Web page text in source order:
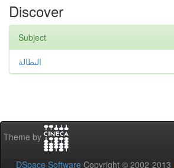
Discover
Subject
البطالة
Theme by
DSpace Software Copyright © 2002-2013